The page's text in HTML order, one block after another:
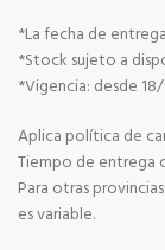
*La fecha de
*Stock sujeto a
*Vigencia: desde
Aplica política de
Tiempo de entrega
Para otras
es variable.